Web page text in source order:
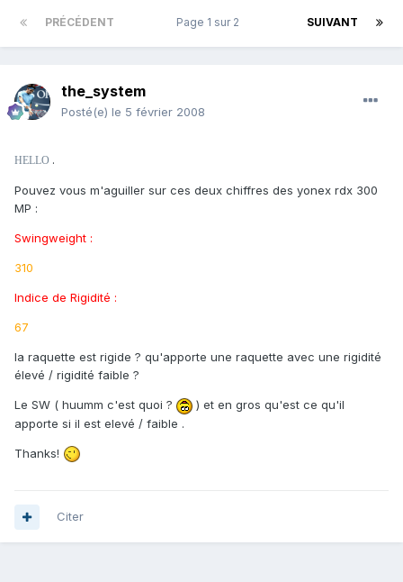
PRÉCÉDENT SUIVANT
Page 1 sur 2
the_system
Posté(e) le 5 février 2008
HELLO .
Pouvez vous m'aguiller sur ces deux chiffres des yonex rdx 300
MP :
Swingweight :
310
Indice de Rigidité :
67
la raquette est rigide ? qu'apporte une raquette avec une rigidité
élevé / rigidité faible ?
Le SW ( huumm c'est quoi ?
) et en gros qu'est ce qu'il
apporte si il est elevé / faible .
Thanks!
Citer